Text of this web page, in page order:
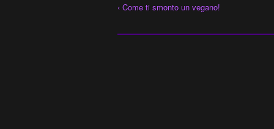
‹ Come ti smonto un vegano!